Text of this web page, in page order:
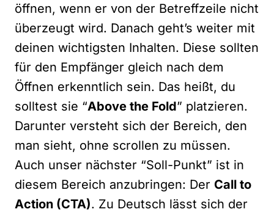
öffnen, wenn er von der Betreffzeile nicht
überzeugt wird. Danach geht’s weiter mit
deinen wichtigsten Inhalten. Diese sollten
für den Empfänger gleich nach dem
Öffnen erkenntlich sein. Das heißt, du
solltest sie “Above the Fold” platzieren.
Darunter versteht sich der Bereich, den
man sieht, ohne scrollen zu müssen.
Auch unser nächster “Soll-Punkt” ist in
diesem Bereich anzubringen: Der Call to
Action (CTA). Zu Deutsch lässt sich der